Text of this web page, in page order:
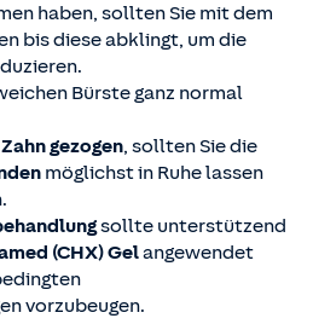
haben, sollten Sie mit dem
bis diese abklingt, um die
Bürste ganz normal
Zahn gezogen, sollten Sie die
möglichst in Ruhe lassen
sollte unterstützend
(CHX) Gelangewendet
vorzubeugen.